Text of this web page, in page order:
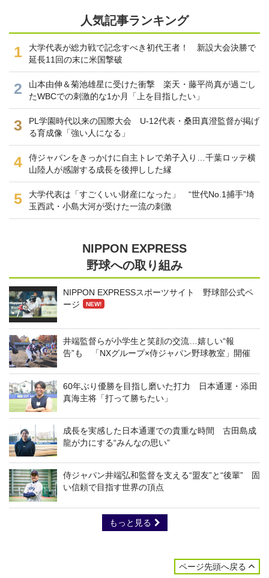
人気記事ランキング
1
大学代表が総力戦で記念すべき初代王者！ 新設大会決勝で
延長11回の末に米国撃破
2
山本由伸＆菊池雄星に受けた衝撃 楽天・藤平尚真が過ごし
たWBCでの刺激的な1か月「上を目指したい」
3
PL学園時代以来の国際大会 U-12代表・桑田真澄監督が掲げ
る育成像「強い人になる」
4
侍ジャパンをきっかけに自主トレで弟子入り…千葉ロッテ横
山陸人が感謝する成長を後押しした縁
5
大学代表は「すごくいい財産になった」 “世代No.1捕手”埼
玉西武・小島大河が受けた一流の刺激
NIPPON EXPRESS
野球への取り組み
NIPPON EXPRESSスポーツサイト 野球部公式ペ
ージ
NEW!
井端監督らが小学生と笑顔の交流…嬉しい“報
告”も 「NXグループ×侍ジャパン野球教室」開催
60年ぶり優勝を目指し磨いた打力 日本通運・添田
真海主将「打って勝ちたい」
成長を実感した日本通運での貴重な時間 古田島成
龍が力にする“みんなの思い”
侍ジャパン井端弘和監督を支える“盟友”と“後輩” 固
い信頼で目指す世界の頂点
もっと見る
ページ先頭へ戻る